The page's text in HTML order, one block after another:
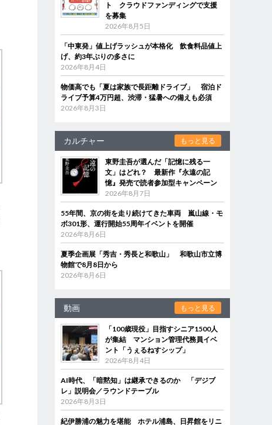
ト クラウドファンディングで支援
を募集
2026年8月5日
「中東発」値上げラッシュが本格化 飲食料品値上
げ、約3年ぶりの多さに
2026年8月4日
物価高でも「夏は家族で長距離ドライブ」 宿泊ド
ライブ予算4万円超、渋滞・猛暑への備えも必須
2026年8月3日
カルチャー もっと見る
東野圭吾が選んだ「記憶に残る一
文」はどれ？ 最新作『永遠の記
憶』発売で読者参加型キャンペーン
2026年8月7日
55年間、京の街を走り続けてきた車両 嵐山線・モ
ボ301形、運行開始55周年イベントを開催
2026年8月6日
夏季企画展「秀吉・秀長と和歌山」 和歌山市立博
物館で8月8日から
2026年8月6日
動画 もっと見る
「100歳現役」目指すシニア1500人
が集結 マンション管理代務員イベ
ント「うぇるねすシップ」
2026年8月4日
AI時代、「暗黙知」は継承できるのか 「デジブ
レ」説明会／ラウンドテーブル
2026年8月3日
紀伊勝浦の魅力を堪能 ホテル浦島、日昇館をリニ